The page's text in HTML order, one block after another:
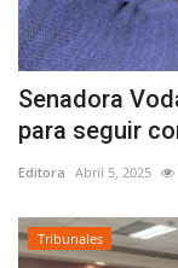
Deporte
Política
Espectáculos
Senadora
para seguir
Editora Abril 5, 2025
Tribunales